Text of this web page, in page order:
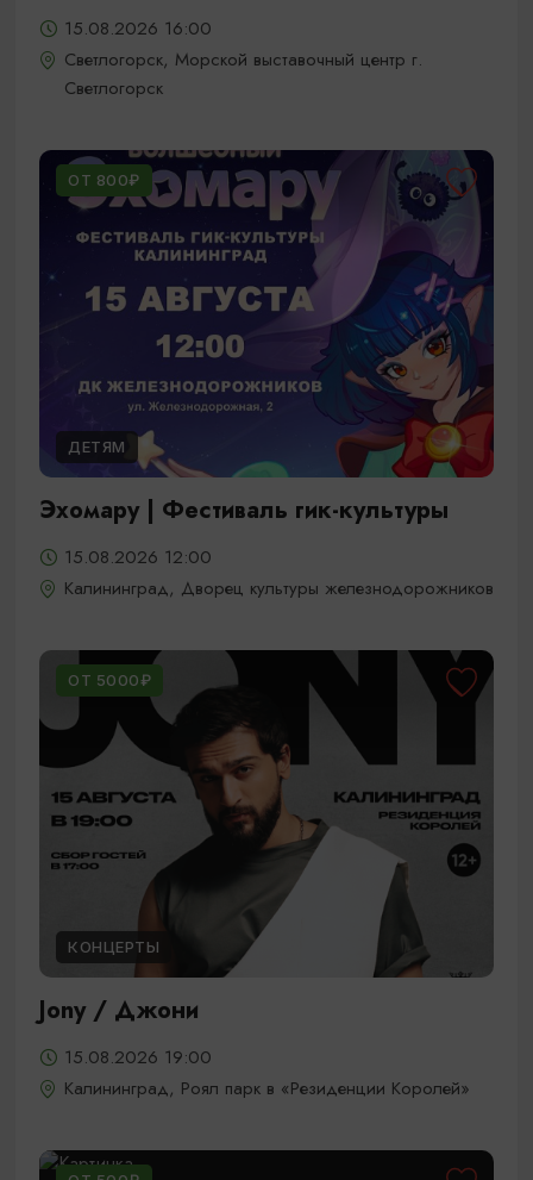
15.08.2026 16:00
Светлогорск, Морской выставочный центр г.
Светлогорск
ОТ 800₽
ДЕТЯМ
Эхомару | Фестиваль гик-культуры
15.08.2026 12:00
Калининград, Дворец культуры железнодорожников
ОТ 5000₽
КОНЦЕРТЫ
Jony / Джони
15.08.2026 19:00
Калининград, Роял парк в «Резиденции Королей»